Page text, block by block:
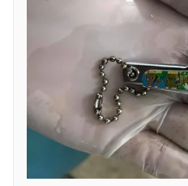
VTV9
Liên hệ tòa soạn